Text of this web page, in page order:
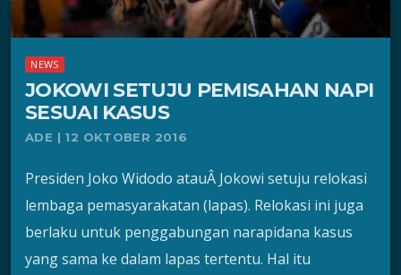
NEWS
JOKOWI SETUJU PEMISAHAN NAPI
SESUAI KASUS
ADE | 12 OKTOBER 2016
Presiden Joko Widodo atauÂ Jokowi setuju relokasi
lembaga pemasyarakatan (lapas). Relokasi ini juga
berlaku untuk penggabungan narapidana kasus
yang sama ke dalam lapas tertentu. Hal itu